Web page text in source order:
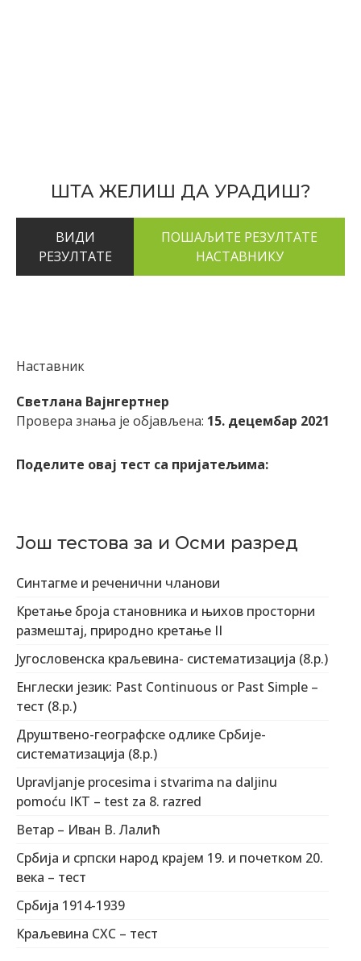
ШТА ЖЕЛИШ ДА УРАДИШ?
ВИДИ
РЕЗУЛТАТЕ
Наставник
Светлана Вајнгертнер
Провера знања је објављена: 15. децембар 2021
Поделите овај тест са пријатељима:
Још тестова за и Осми разред
Синтагме и реченични чланови
Кретање броја становника и њихов просторни
размештај, природно кретање II
Југословенска краљевина- систематизација (8.р.)
Енглески језик: Past Continuous or Past Simple –
тест (8.р.)
Друштвено-географске одлике Србије-
систематизација (8.р.)
Upravljanje procesima i stvarima na daljinu
pomoću IKT – test za 8. razred
Ветар – Иван В. Лалић
Србија и српски народ крајем 19. и почетком 20.
века – тест
Србија 1914-1939
Краљевина СХС – тест